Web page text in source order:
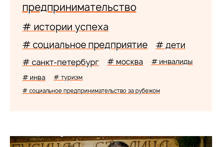
предпринимательство
# истории успеха
# социальное предприятие # дети
# санкт-петербург # москва # инвалиды
# инва # туризм
# социальное предпринимательство за рубежом